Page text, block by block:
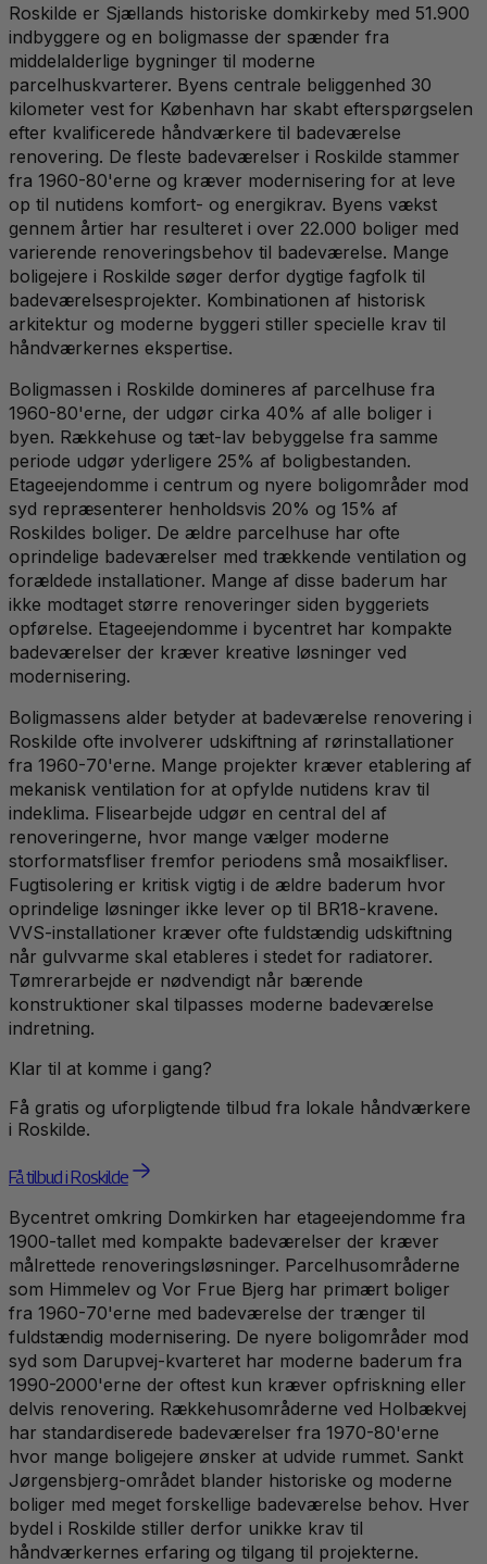
Roskilde er Sjællands historiske domkirkeby med 51.900
indbyggere og en boligmasse der spænder fra
middelalderlige bygninger til moderne
parcelhuskvarterer. Byens centrale beliggenhed 30
kilometer vest for København har skabt efterspørgselen
efter kvalificerede håndværkere til badeværelse
renovering. De fleste badeværelser i Roskilde stammer
fra 1960-80'erne og kræver modernisering for at leve
op til nutidens komfort- og energikrav. Byens vækst
gennem årtier har resulteret i over 22.000 boliger med
varierende renoveringsbehov til badeværelse. Mange
boligejere i Roskilde søger derfor dygtige fagfolk til
badeværelsesprojekter. Kombinationen af historisk
arkitektur og moderne byggeri stiller specielle krav til
håndværkernes ekspertise.
Boligmassen i Roskilde domineres af parcelhuse fra
1960-80'erne, der udgør cirka 40% af alle boliger i
byen. Rækkehuse og tæt-lav bebyggelse fra samme
periode udgør yderligere 25% af boligbestanden.
Etageejendomme i centrum og nyere boligområder mod
syd repræsenterer henholdsvis 20% og 15% af
Roskildes boliger. De ældre parcelhuse har ofte
oprindelige badeværelser med trækkende ventilation og
forældede installationer. Mange af disse baderum har
ikke modtaget større renoveringer siden byggeriets
opførelse. Etageejendomme i bycentret har kompakte
badeværelser der kræver kreative løsninger ved
modernisering.
Boligmassens alder betyder at badeværelse renovering i
Roskilde ofte involverer udskiftning af rørinstallationer
fra 1960-70'erne. Mange projekter kræver etablering af
mekanisk ventilation for at opfylde nutidens krav til
indeklima. Flisearbejde udgør en central del af
renoveringerne, hvor mange vælger moderne
storformatsfliser fremfor periodens små mosaikfliser.
Fugtisolering er kritisk vigtig i de ældre baderum hvor
oprindelige løsninger ikke lever op til BR18-kravene.
VVS-installationer kræver ofte fuldstændig udskiftning
når gulvvarme skal etableres i stedet for radiatorer.
Tømrerarbejde er nødvendigt når bærende
konstruktioner skal tilpasses moderne badeværelse
indretning.
Klar til at komme i gang?
Få gratis og uforpligtende tilbud fra lokale håndværkere
i Roskilde.
Få tilbud i Roskilde
Bycentret omkring Domkirken har etageejendomme fra
1900-tallet med kompakte badeværelser der kræver
målrettede renoveringsløsninger. Parcelhusområderne
som Himmelev og Vor Frue Bjerg har primært boliger
fra 1960-70'erne med badeværelse der trænger til
fuldstændig modernisering. De nyere boligområder mod
syd som Darupvej-kvarteret har moderne baderum fra
1990-2000'erne der oftest kun kræver opfriskning eller
delvis renovering. Rækkehusområderne ved Holbækvej
har standardiserede badeværelser fra 1970-80'erne
hvor mange boligejere ønsker at udvide rummet. Sankt
Jørgensbjerg-området blander historiske og moderne
boliger med meget forskellige badeværelse behov. Hver
bydel i Roskilde stiller derfor unikke krav til
håndværkernes erfaring og tilgang til projekterne.